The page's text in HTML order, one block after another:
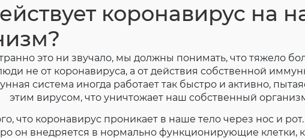
коронавирус на
это ни звучало, мы должны понимать, что тяжело
не от коронавируса, а от действия собственной
система иногда работает так быстро и активно,
этим вирусом, что уничтожает наш собственный
что коронавирус проникает в наше тело через нос и рот.
он внедряется в нормально функционирующие клетки,
Загрузить файл
Согласие на обработку личных данных